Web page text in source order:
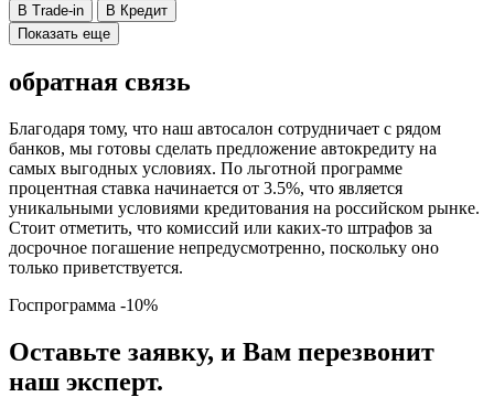
В Trade-in
В Кредит
Показать еще
обратная связь
Благодаря тому, что наш автосалон сотрудничает с рядом
банков, мы готовы сделать предложение автокредиту на
самых выгодных условиях. По льготной программе
процентная ставка начинается от 3.5%, что является
уникальными условиями кредитования на российском рынке.
Стоит отметить, что комиссий или каких-то штрафов за
досрочное погашение непредусмотренно, поскольку оно
только приветствуется.
Госпрограмма -10%
Оставьте заявку, и Вам перезвонит
наш эксперт.